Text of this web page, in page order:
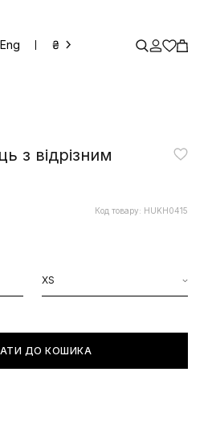
Eng ₴
з відрізним
Код товару: HUKH0415
XS
ДО КОШИКА